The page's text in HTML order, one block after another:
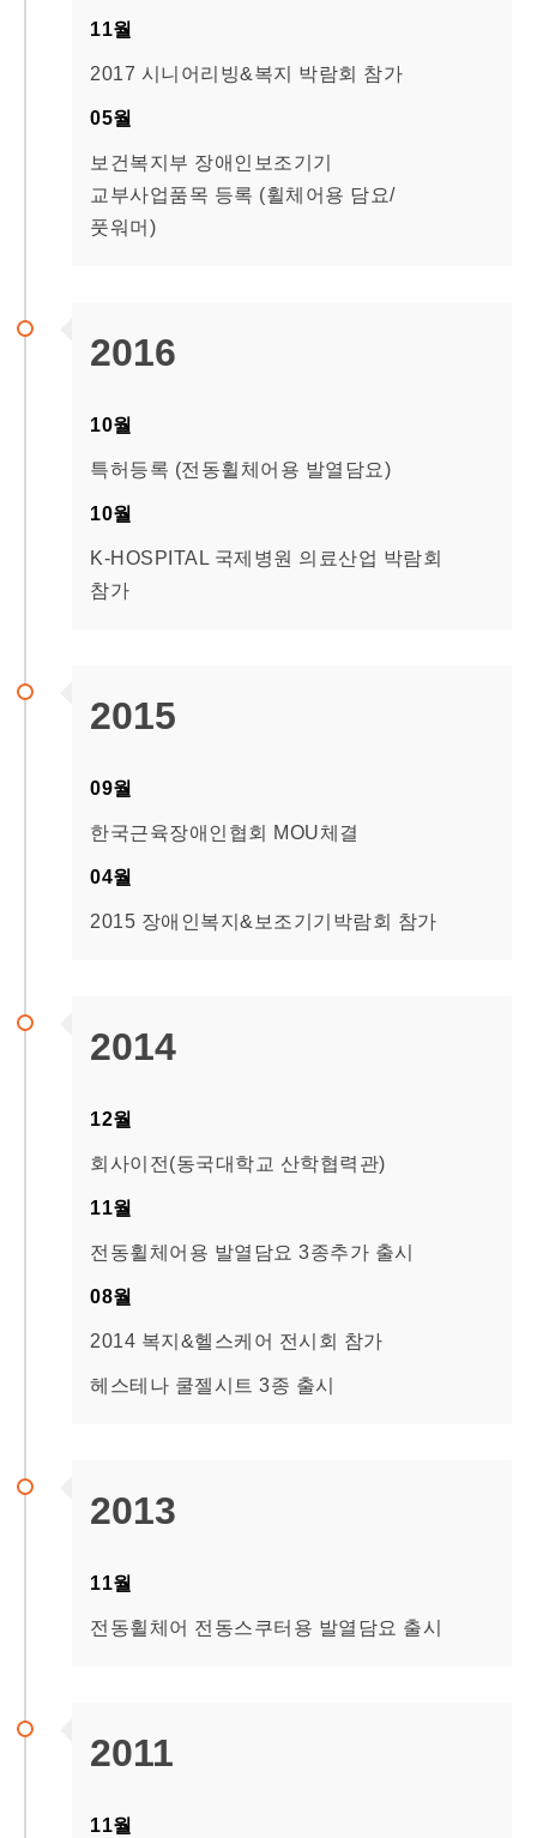
11월
2017 시니어리빙&복지 박람회 참가
05월
보건복지부 장애인보조기기
교부사업품목 등록 (휠체어용 담요/
풋워머)
2016
10월
특허등록 (전동휠체어용 발열담요)
10월
K-HOSPITAL 국제병원 의료산업 박람회
참가
2015
09월
한국근육장애인협회 MOU체결
04월
2015 장애인복지&보조기기박람회 참가
2014
12월
회사이전(동국대학교 산학협력관)
11월
전동휠체어용 발열담요 3종추가 출시
08월
2014 복지&헬스케어 전시회 참가
헤스테나 쿨젤시트 3종 출시
2013
11월
전동휠체어 전동스쿠터용 발열담요 출시
2011
11월